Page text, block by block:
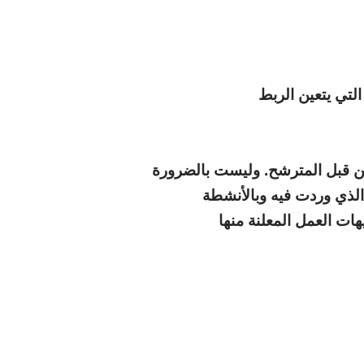
يتعين الربط
قبل المترشح. وليست بالضرورة
وردت فيه وبالأنشطة
العمل المعلنة منها